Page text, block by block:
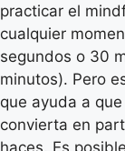
practicar el
cualquier
segundos o 30
minutos). Pero
que ayuda a
convierta en
haces. Es